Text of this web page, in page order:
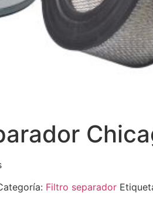
Filtro separador